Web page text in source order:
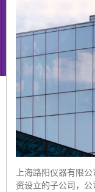
上海路阳仪器有限
资设立的子公司，公